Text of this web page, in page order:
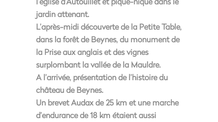
jardin attenant.
L’après-midi découverte de la Petite Table,
dans la forêt de Beynes, du monument de
la Prise aux anglais et des vignes
surplombant la vallée de la Mauldre.
A l’arrivée, présentation de l’histoire du
château de Beynes.
Un brevet Audax de 25 km et une marche
d’endurance de 18 km étaient aussi